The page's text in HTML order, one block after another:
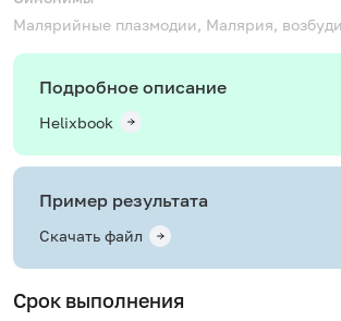
Малярийные плазмодии, Малярия,
Подробное описание
Helixbook
Пример результата
Скачать файл
Срок выполнения